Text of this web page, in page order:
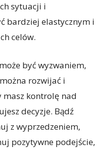
sytuacji i
bardziej elastycznym i
celów.
być wyzwaniem,
rozwijać i
masz kontrolę nad
decyzje. Bądź
z wyprzedzeniem,
pozytywne podejście,